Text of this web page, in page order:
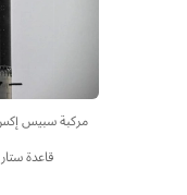
قاعدة ستار